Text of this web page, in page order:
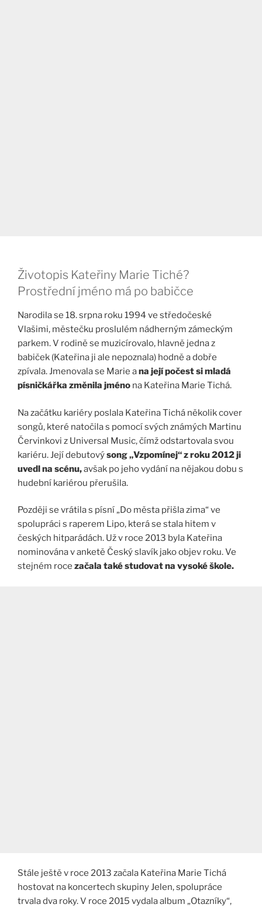
Životopis Kateřiny Marie Tiché?
Prostřední jméno má po babičce
Narodila se 18. srpna roku 1994 ve středočeské
Vlašimi, městečku proslulém nádherným zámeckým
parkem. V rodině se muzicírovalo, hlavně jedna z
babiček (Kateřina ji ale nepoznala) hodně a dobře
zpívala. Jmenovala se Marie ana její počest si mladá
písničkářka změnila jméno na Kateřina Marie Tichá.
Na začátku kariéry poslala Kateřina Tichá několik cover
songů, které natočila s pomocí svých známých Martinu
Červinkovi z Universal Music, čímž odstartovala svou
kariéru. Její debutovýsong „Vzpomínej“ z roku 2012 ji
uvedl na scénu,avšak po jeho vydání na nějakou dobu s
hudební kariérou přerušila.
Později se vrátila s písní „Do města přišla zima“ ve
spolupráci s raperem Lipo, která se stala hitem v
českých hitparádách. Už v roce 2013 byla Kateřina
nominována v anketě Český slavík jako objev roku. Ve
stejném roce začala také studovat na vysoké škole.
Stále ještě v roce 2013 začala Kateřina Marie Tichá
hostovat na koncertech skupiny Jelen, spolupráce
trvala dva roky. V roce 2015 vydala album „Otazníky“,